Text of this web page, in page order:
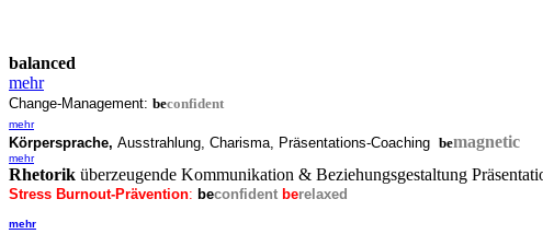
balanced
mehr
Change-Management: beconfident
mehr
Körpersprache, Ausstrahlung, Charisma, Präsentations-Coaching bemagnetic
mehr
Rhetorik überzeugende Kommunikation & Beziehungsgestaltung
Stress Burnout-Prävention: beconfident berelaxed
mehr